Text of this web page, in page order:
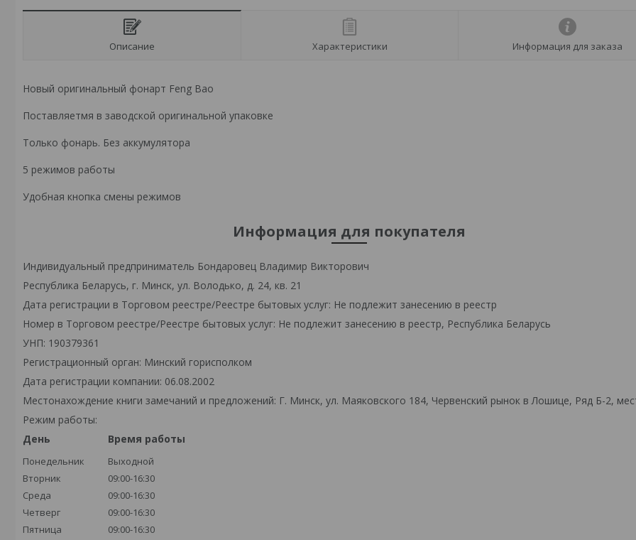
Описание Характеристики Информация для заказа
Новый оригинальный фонарт Feng Bao
Поставляетмя в заводской оригинальной упаковке
Только фонарь. Без аккумулятора
5 режимов работы
Удобная кнопка смены режимов
Информация для покупателя
Индивидуальный предприниматель Бондаровец Владимир Викторович
Республика Беларусь, г. Минск, ул. Володько, д. 24, кв. 21
Дата регистрации в Торговом реестре/Реестре бытовых услуг: Не подлежит занесению в реестр
Номер в Торговом реестре/Реестре бытовых услуг: Не подлежит занесению в реестр, Республика Беларусь
УНП: 190379361
Регистрационный орган: Минский горисполком
Дата регистрации компании: 06.08.2002
Местонахождение книги замечаний и предложений: Г. Минск, ул. Маяковского 184, Червенский рынок в Лошице, Ряд Б-2,
Режим работы:
День
Время работы
Понедельник
Выходной
Вторник
09:00-16:30
Среда
09:00-16:30
Четверг
09:00-16:30
Пятница
09:00-16:30